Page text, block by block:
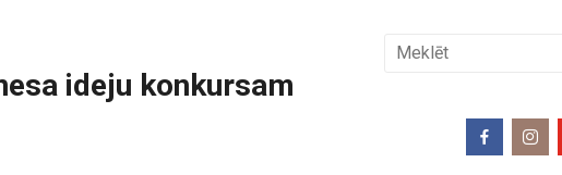
ideju konkursam